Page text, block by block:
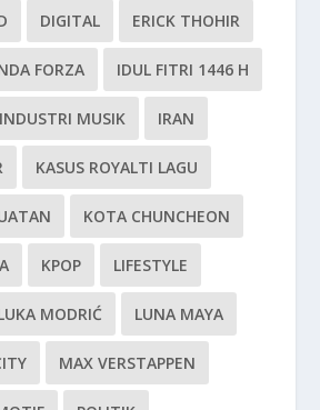
DIGITAL ERICK THOHIR
FORZA IDUL FITRI 1446 H
INDUSTRI MUSIK IRAN
KASUS ROYALTI LAGU
KOTA CHUNCHEON
KPOP LIFESTYLE
MODRIĆ LUNA MAYA
MAX VERSTAPPEN